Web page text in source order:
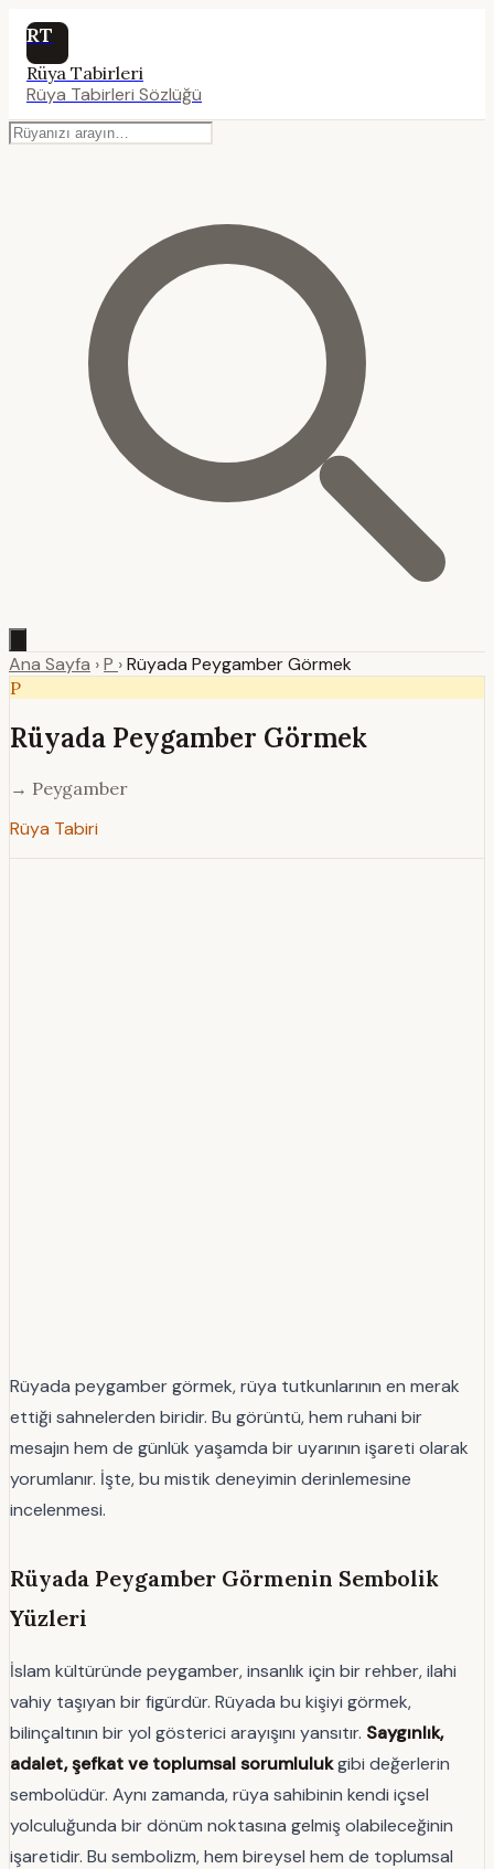
RT
Rüya Tabirleri
Rüya Tabirleri Sözlüğü
Ana Sayfa ›P ›Rüyada Peygamber Görmek
P
Rüyada Peygamber Görmek
→ Peygamber
Rüya Tabiri
Rüyada peygamber görmek, rüya tutkunlarının en merak
ettiği sahnelerden biridir. Bu görüntü, hem ruhani bir
mesajın hem de günlük yaşamda bir uyarının işareti olarak
yorumlanır. İşte, bu mistik deneyimin derinlemesine
incelenmesi.
Rüyada Peygamber Görmenin Sembolik
Yüzleri
İslam kültüründe peygamber, insanlık için bir rehber, ilahi
vahiy taşıyan bir figürdür. Rüyada bu kişiyi görmek,
bilinçaltının bir yol gösterici arayışını yansıtır. Saygınlık,
adalet, şefkat ve toplumsal sorumlulukgibi değerlerin
sembolüdür. Aynı zamanda, rüya sahibinin kendi içsel
yolculuğunda bir dönüm noktasına gelmiş olabileceğinin
işaretidir. Bu sembolizm, hem bireysel hem de toplumsal